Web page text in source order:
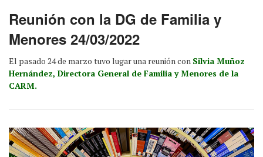
Reunión con la DG de Familia y
Menores 24/03/2022
El pasado 24 de marzo tuvo lugar una reunión con Silvia Muñoz
Hernández, Directora General de Familia y Menores de la
CARM.